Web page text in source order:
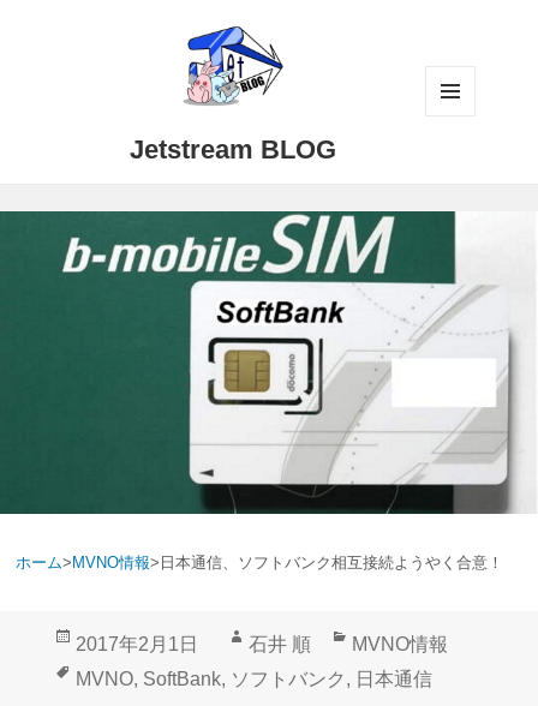
Jetstream BLOG
ホーム> MVNO情報> 日本通信、ソフトバンク相互接続ようやく合意！
投
稿
2017年2月1日
作
成
石井 順
カ
テ
MVNO情報
タ
MVNO, SoftBank, ソフトバンク , 日本通信